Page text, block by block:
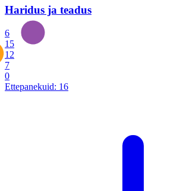
Haridus ja teadus
6
15
12
7
0
Ettepanekuid: 16